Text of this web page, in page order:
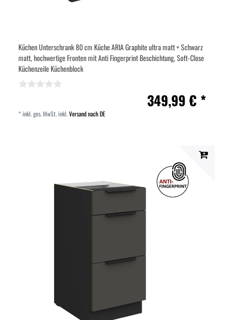
Küchen Unterschrank 80 cm Küche ARIA Graphite ultra matt + Schwarz
matt, hochwertige Fronten mit Anti Fingerprint Beschichtung, Soft-Close
Küchenzeile Küchenblock
349,99 € *
*inkl. ges. MwSt.inkl.Versand nach DE